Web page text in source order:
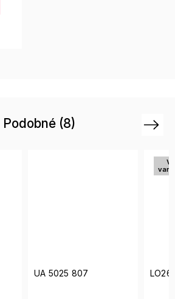
Podobné (8)
UA 5025 807
Next